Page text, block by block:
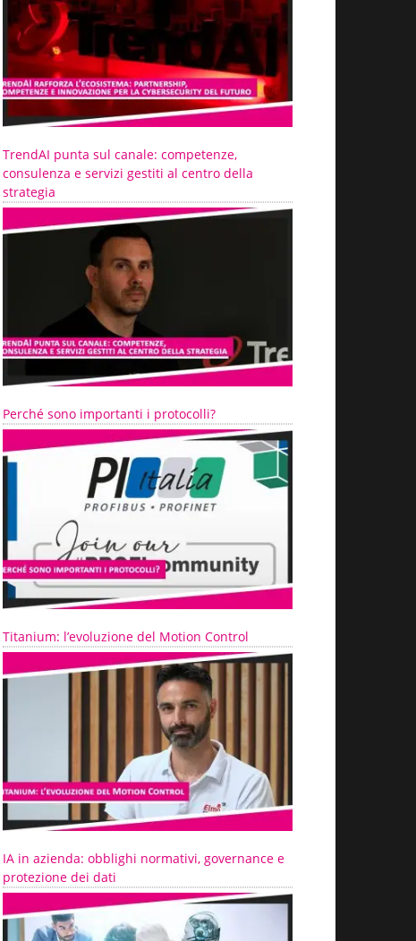
TrendAI punta sul canale: competenze,
consulenza e servizi gestiti al centro della
strategia
Perché sono importanti i protocolli?
Titanium: l’evoluzione del Motion Control
IA in azienda: obblighi normativi, governance e
protezione dei dati